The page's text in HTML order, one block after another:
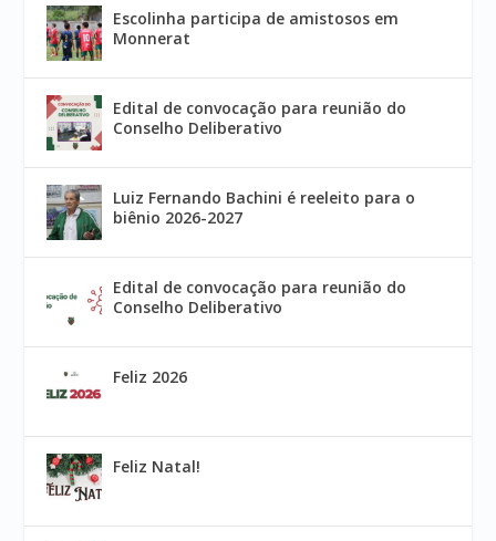
Escolinha participa de amistosos em
Monnerat
Edital de convocação para reunião do
Conselho Deliberativo
Luiz Fernando Bachini é reeleito para o
biênio 2026-2027
Edital de convocação para reunião do
Conselho Deliberativo
Feliz 2026
Feliz Natal!